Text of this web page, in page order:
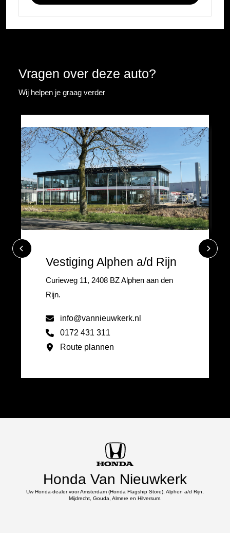
Vragen over deze auto?
Wij helpen je graag verder
Vestiging Alphen a/d Rijn
Curieweg 11, 2408 BZ Alphen aan den
Rijn.
info@vannieuwkerk.nl
0172 431 311
Route plannen
Honda Van Nieuwkerk
Uw Honda-dealer voor Amsterdam (Honda Flagship Store), Alphen a/d Rijn,
Mijdrecht, Gouda, Almere en Hilversum.